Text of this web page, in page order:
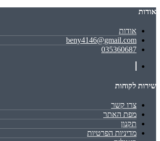
אודות
אודות
beny4146@gmail.com
035360687
שירות לקוחות
צרו קשר
מפת האתר
תקנון
מדיניות הפרטיות